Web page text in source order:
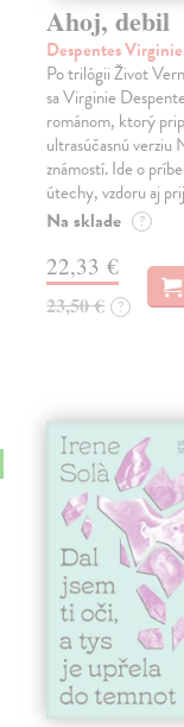
Ahoj, debil
Despentes Virginie
Po trilógii Život
sa Virginie
románom, ktorý
ultrasúčasnú verziu
známostí. Ide o
útechy, vzdoru aj
Na sklade ?
22,33 €
23,50 € ?